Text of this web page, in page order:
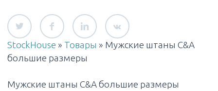
StockHouse » Товары » Мужские штаны C&A
большие размеры
Мужские штаны C&A большие размеры